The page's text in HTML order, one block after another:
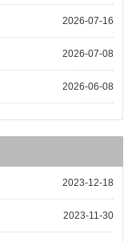
2026-07-16
2026-07-08
2026-06-08
2023-12-18
2023-11-30